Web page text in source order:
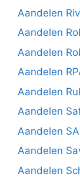
Aandelen
Aandelen
Aandelen
Aandelen
Aandelen
Aandelen
Aandelen
Aandelen
Aandelen